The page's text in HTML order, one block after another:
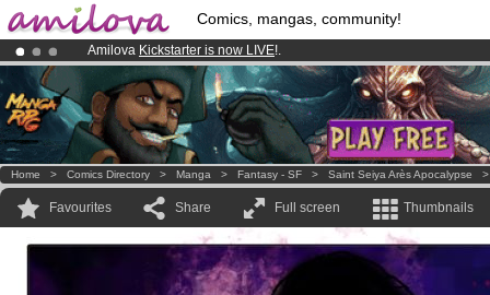
Comics, mangas, community!
Amilova Kickstarter is now LIVE!.
Already 134393membersand 1208comics & mangas!.
Premium membership from3.95 euros per month !Get membership
Home > Comics Directory > Manga > Fantasy - SF > Saint Seiya Arès Apocalypse
Favourites Share Full screen Thumbnails